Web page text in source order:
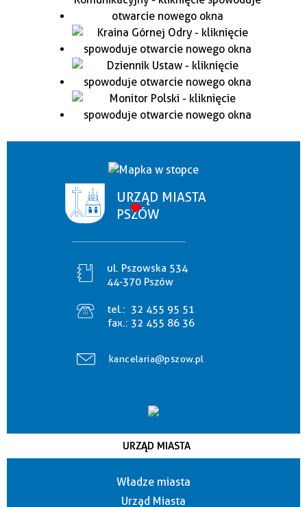
URZĄD MIASTA
PSZÓW
ul. Pszowska 534
44-370 Pszów
tel.: 32 455 95 51
fax.: 32 455 86 36
kancelaria@pszow.pl
URZĄD MIASTA
Władze miasta
Urząd Miasta